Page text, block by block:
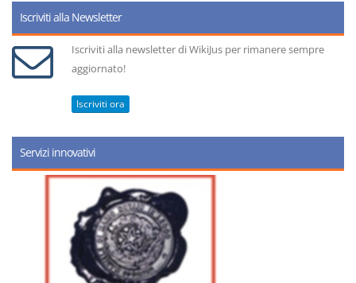
Iscriviti alla Newsletter
Iscriviti alla newsletter di WikiJus per rimanere sempre
aggiornato!
Iscriviti ora
Servizi innovativi